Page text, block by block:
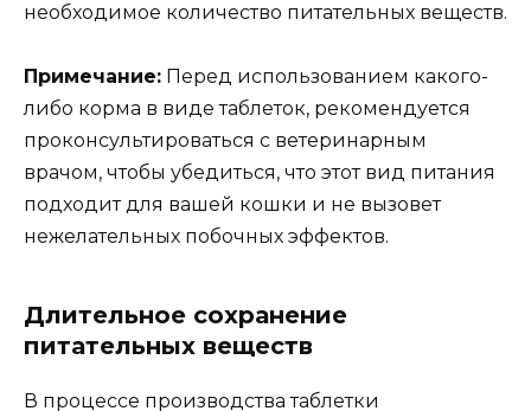
необходимое количество питательных веществ.
Примечание: Перед использованием какого-
либо корма в виде таблеток, рекомендуется
проконсультироваться с ветеринарным
врачом, чтобы убедиться, что этот вид питания
подходит для вашей кошки и не вызовет
нежелательных побочных эффектов.
Длительное сохранение
питательных веществ
В процессе производства таблетки